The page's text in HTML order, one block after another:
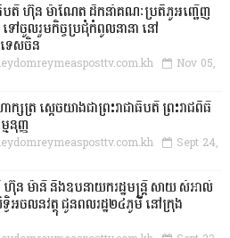
បតី ហ៊ុន ម៉ាណែត ដឹកនាំគណៈប្រតិភូអញ្ជើញ
ទៅចូលរួមកិច្ចប្រជុំកំពូលនានា នៅ
េសចិន
Nov 05,
ក្សត្រ ស្តេចយាងជាព្រះរាជាធិបតី ព្រះរាជពិធី
នុញ្ញ
Sept 24,
ហ៊ុន ម៉ានី និងឧបនាយករដ្ឋមន្ដ្រី សាយ សំអាល់
អចលនវត្ថុ ជូនពលរដ្ឋ២៤ភូមិ នៅក្រុង